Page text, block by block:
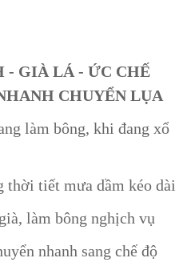
- GIÀ LÁ - ỨC CHẾ
CHUYỂN LỤA
làm bông, khi đang xổ
thời tiết mưa dầm kéo dài
làm bông nghịch vụ
nhanh sang chế độ